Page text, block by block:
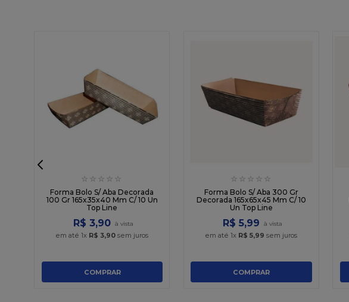
☆ ☆ ☆ ☆ ☆
Forma Bolo S/ Aba Decorada
100 Gr 165x35x40 Mm C/ 10 Un
Top Line
R$ 3,90
em até1x R$ 3,90 sem juros
COMPRAR
☆ ☆ ☆ ☆ ☆
Forma Bolo S/ Aba 300 Gr
Decorada 165x65x45 Mm C/ 10
Un Top Line
R$ 5,99
em até1x R$ 5,99 sem juros
COMPRAR